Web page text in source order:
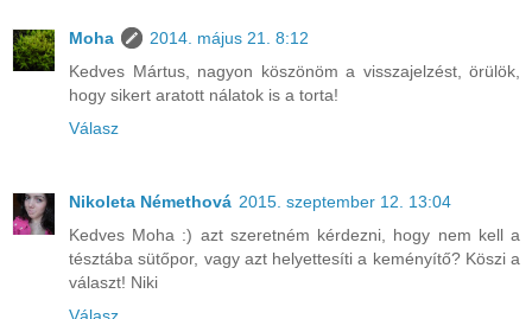
Moha
2014. május 21. 8:12
Kedves Mártus, nagyon köszönöm a visszajelzést, örülök,
hogy sikert aratott nálatok is a torta!
Válasz
Nikoleta Némethová 2015. szeptember 12. 13:04
Kedves Moha :) azt szeretném kérdezni, hogy nem kell a
tésztába sütőpor, vagy azt helyettesíti a keményítő? Köszi a
választ! Niki
Válasz